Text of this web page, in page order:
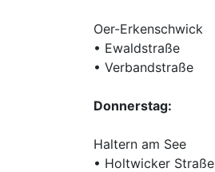
Oer-Erkenschwick
• Ewaldstraße
• Verbandstraße
Donnerstag:
Haltern am See
• Holtwicker Straße